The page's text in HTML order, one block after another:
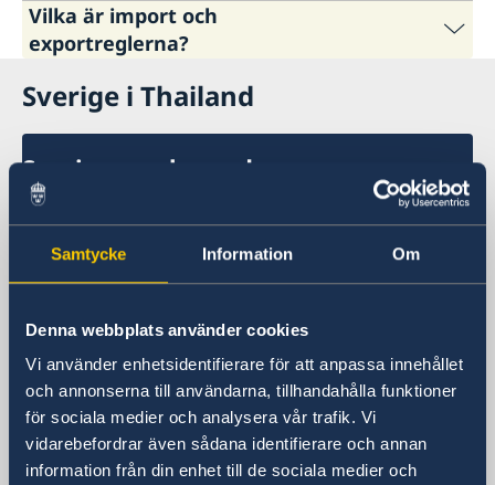
Samtycke Information Om
Denna webbplats använder cookies
Vi använder enhetsidentifierare för att anpassa innehållet
och annonserna till användarna, tillhandahålla funktioner
för sociala medier och analysera vår trafik. Vi
vidarebefordrar även sådana identifierare och annan
information från din enhet till de sociala medier och
Business Sweden, Thai-Swedish Chamber of
Commerce tillsammans med Ambassaden
genomförde för sjätte gången en gemensam
affärsklimatundersökning med deltagande av
59 svenska företag som finns representerade i
Thailand. Rapporten redovisar hur de svenska
företagen ser på affärsklimatet generellt, vad
som krävs för att lyckas, utmaningar men
också framtidsutsikter.
Business Sweden
Vilka är import och
exportreglerna?
Här hittar du information om import och
exportreglerna i Thailand:
Department of International Trade
Promotion, Ministry of Commerce (DITP
)
Customs Department, Ministry of Finance
Board of Investment (BOI
Sverige i Thailand
Sveriges ambassad
8 våningen, One Pacific Place
140 Sukhumvit Road,
Ambassaden ligger bredvid Landmark
Hotel
Skytrainstation: Nana
Postadress
Embassy of Sweden